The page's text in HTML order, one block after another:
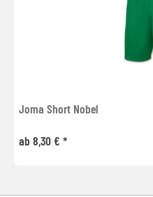
Joma Short Nobel
ab 8,30 € *